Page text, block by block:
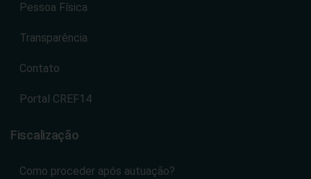
Pessoa Física
Transparência
Contato
Portal CREF14
Fiscalização
Como proceder após autuação?